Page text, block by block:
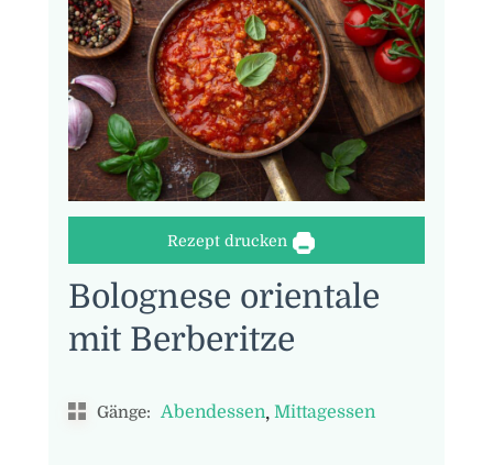
Rezept drucken
Bolognese orientale
mit Berberitze
Gänge: Abendessen, Mittagessen